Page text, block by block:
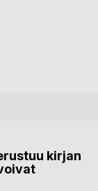
kirjan